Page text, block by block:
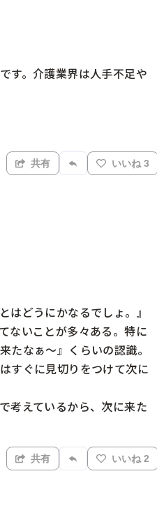
す。介護業界は人手不足や
共有 いいね 3
どうにかなるでしょ。』
ないことが多々ある。特に
たなぁ～』くらいの認識。
すぐに見切りをつけて次に
考えているから、次に来た
共有 いいね 2